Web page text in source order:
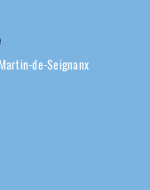
de-Seignanx